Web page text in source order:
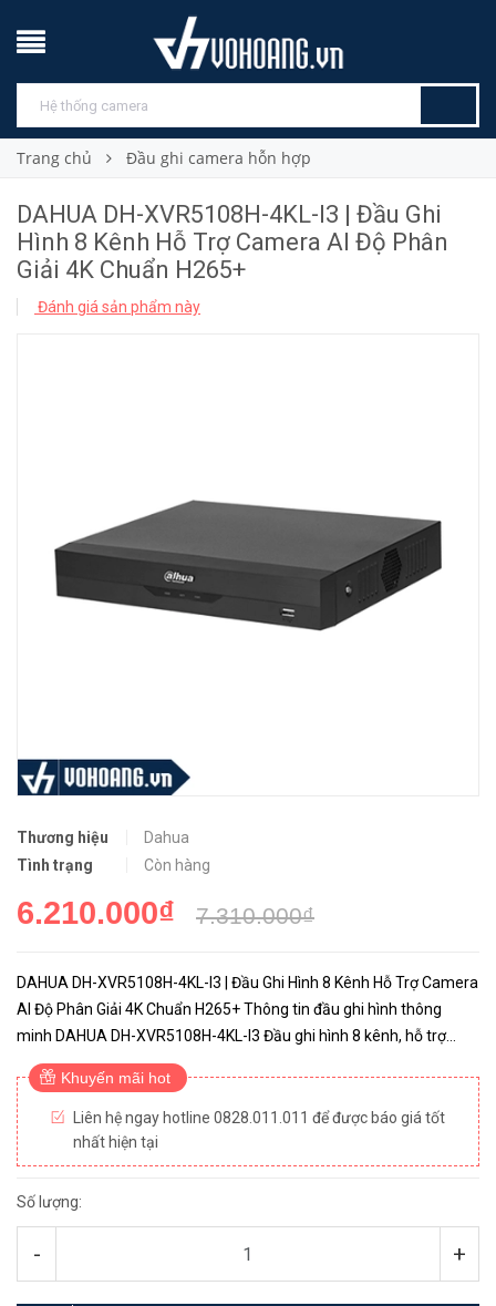
Trang chủ Đầu ghi camera hỗn hợp
DAHUA DH-XVR5108H-4KL-I3 | Đầu Ghi
Hình 8 Kênh Hỗ Trợ Camera AI Độ Phân
Giải 4K Chuẩn H265+
Đánh giá sản phẩm này
Thương hiệu
Dahua
Tình trạng
Còn hàng
6.210.000₫ 7.310.000₫
DAHUA DH-XVR5108H-4KL-I3 | Đầu Ghi Hình 8 Kênh Hỗ Trợ Camera
AI Độ Phân Giải 4K Chuẩn H265+ Thông tin đầu ghi hình thông
minh DAHUA DH-XVR5108H-4KL-I3 Đầu ghi hình 8 kênh, hỗ trợ
camera HDCVI/Analog/IP/TVI/AHD Hỗ trợ chuẩn nén AI-Coding Hỗ
trợ tố...
Khuyến mãi hot
Liên hệ ngay hotline 0828.011.011 để được báo giá tốt
nhất hiện tại
Số lượng:
- +